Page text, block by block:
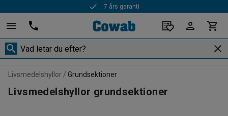
7 års garanti
Livsmedelshyllor Grundsektioner
Livsmedelshyllor grundsektioner